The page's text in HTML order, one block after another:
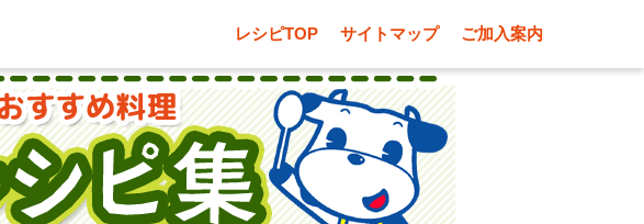
レシピTOP サイトマップ ご加入案内